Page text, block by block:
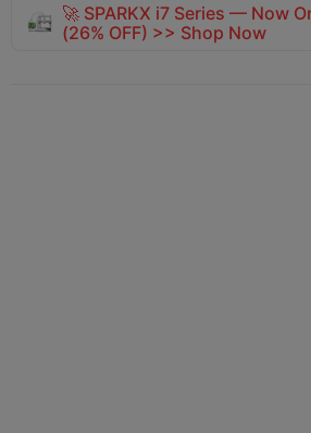
🚀 SPARKX i7 Series — Now
(26% OFF) >> Shop Now